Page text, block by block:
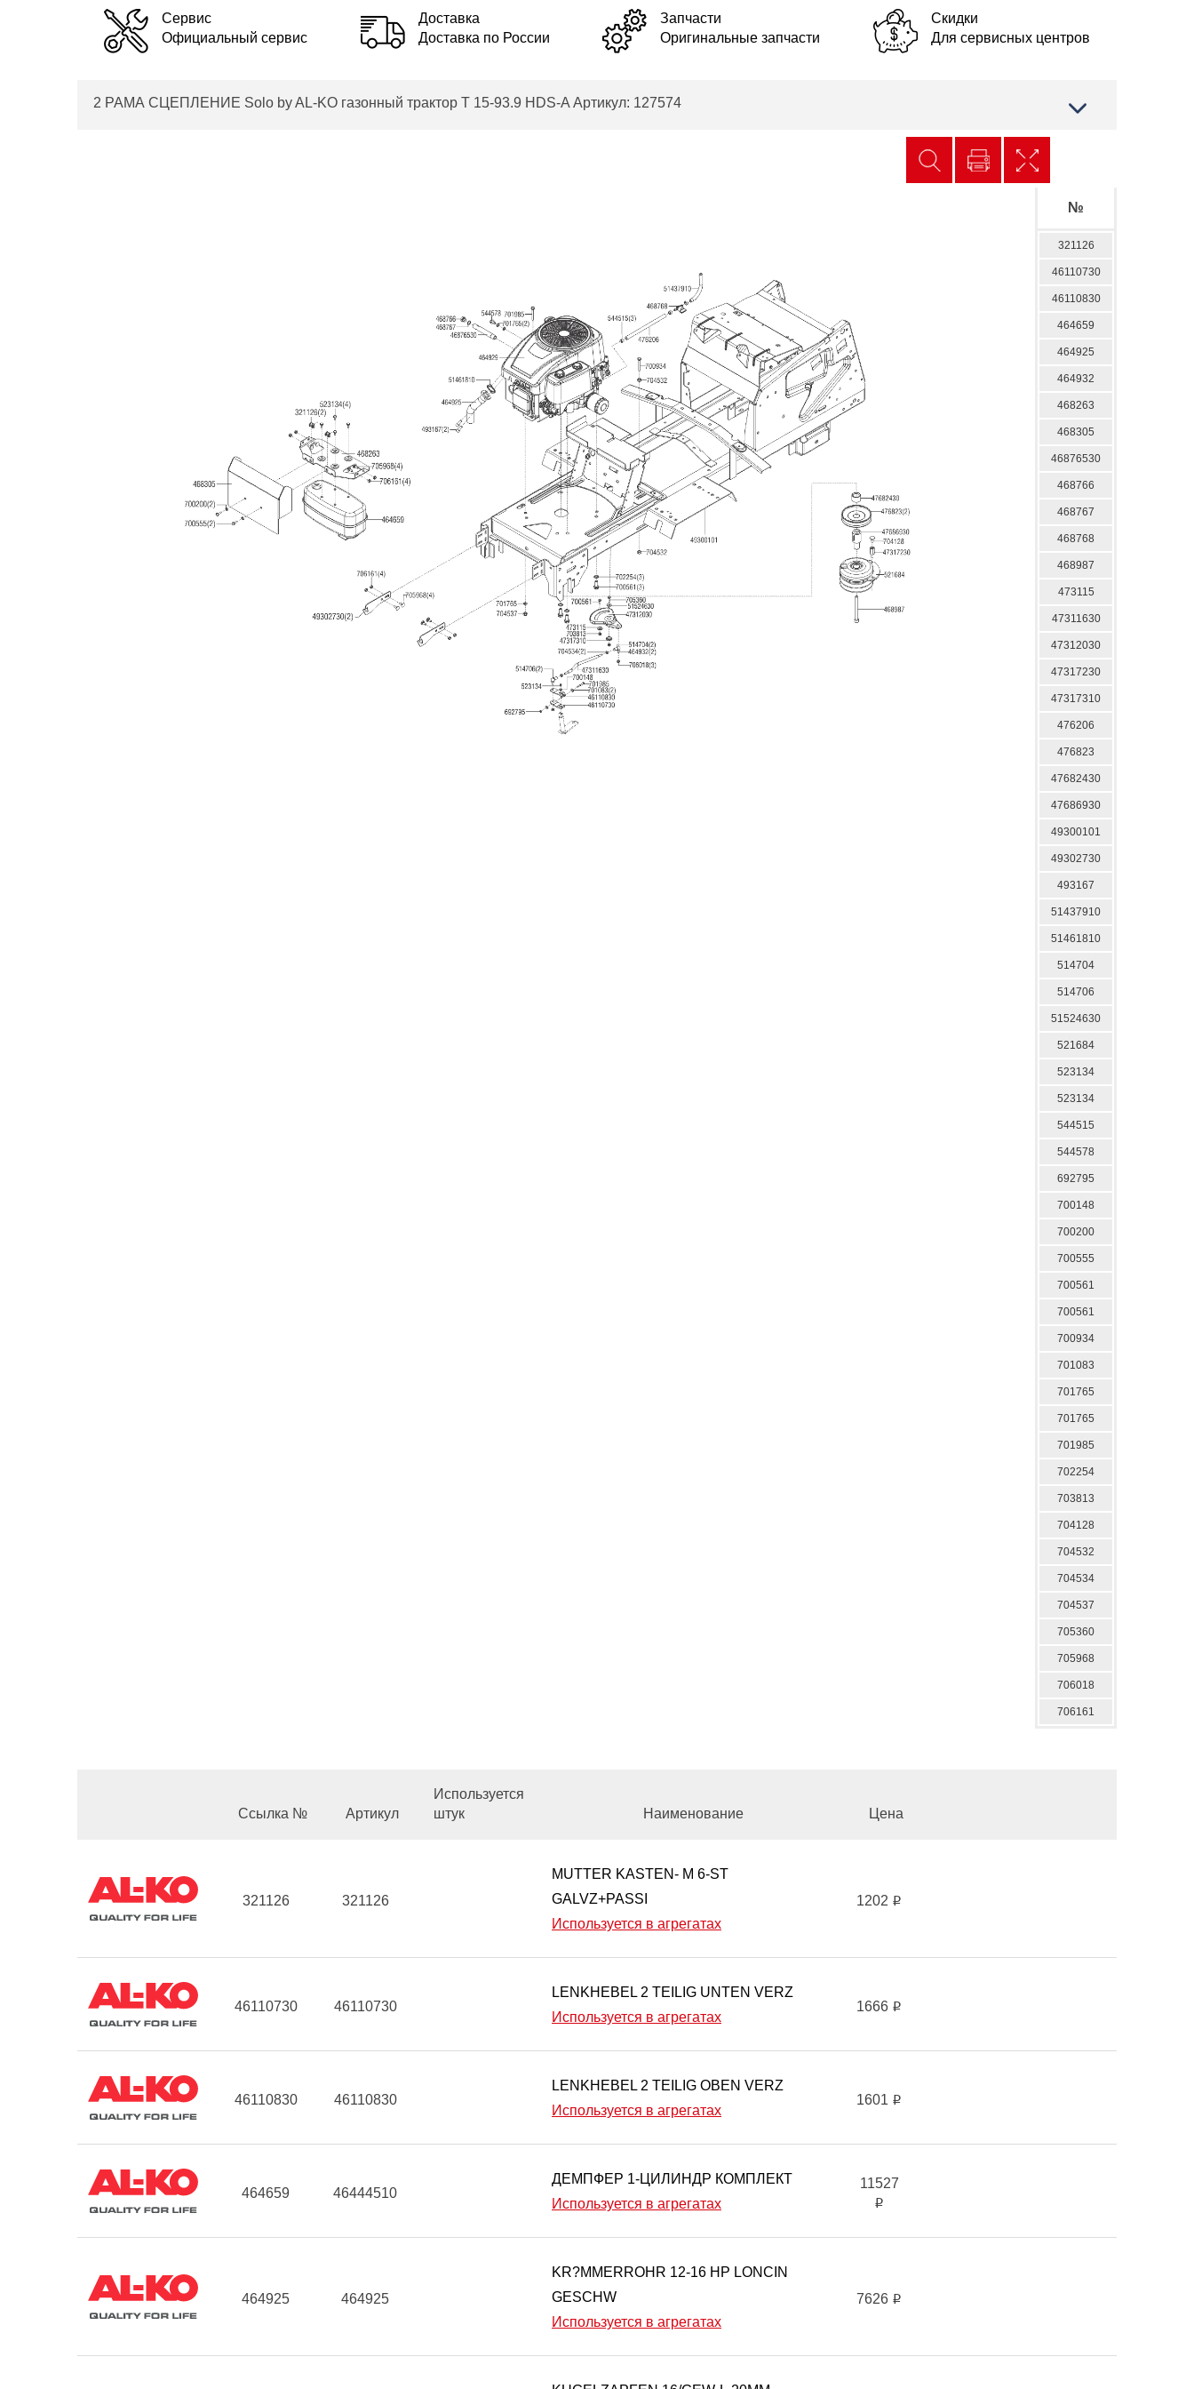
Сервис
Официальный сервис
Доставка
Доставка по России
Запчасти
Оригинальные запчасти
Скидки
Для сервисных центров
2 РАМА СЦЕПЛЕНИЕ Solo by AL-KO газонный трактор T 15-93.9 HDS-A Артикул: 127574
№
321126
46110730
46110830
464659
464925
464932
468263
468305
46876530
468766
468767
468768
468987
473115
47311630
47312030
47317230
47317310
476206
476823
47682430
47686930
49300101
49302730
493167
51437910
51461810
514704
514706
51524630
521684
523134
523134
544515
544578
692795
700148
700200
700555
700561
700561
700934
701083
701765
701765
701985
702254
703813
704128
704532
704534
704537
705360
705968
706018
706161
Ссылка № Артикул
Используется
штук
Наименование Цена
321126 321126
MUTTER KASTEN- M 6-ST
GALVZ+PASSI
Используется в агрегатах
1202 i
46110730 46110730
LENKHEBEL 2 TEILIG UNTEN VERZ
Используется в агрегатах
1666 i
46110830 46110830
LENKHEBEL 2 TEILIG OBEN VERZ
Используется в агрегатах
1601 i
464659 46444510
ДЕМПФЕР 1-ЦИЛИНДР КОМПЛЕКТ
Используется в агрегатах
11527
i
464925 464925
KR?MMERROHR 12-16 HP LONCIN
GESCHW
Используется в агрегатах
7626 i